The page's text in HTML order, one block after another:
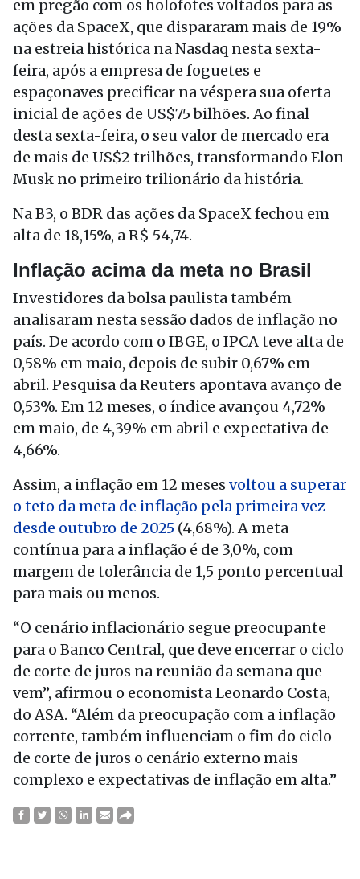
em pregão com os holofotes voltados para as
ações da SpaceX, que dispararam mais de 19%
na estreia histórica na Nasdaq nesta sexta-
feira, após a empresa de foguetes e
espaçonaves precificar na véspera sua oferta
inicial de ações de US$75 bilhões. Ao final
desta sexta-feira, o seu valor de mercado era
de mais de US$2 trilhões, transformando Elon
Musk no primeiro trilionário da história.
Na B3, o BDR das ações da SpaceX fechou em
alta de 18,15%, a R$ 54,74.
Inflação acima da meta no Brasil
Investidores da bolsa paulista também
analisaram nesta sessão dados de inflação no
país. De acordo com o IBGE, o IPCA teve alta de
0,58% em maio, depois de subir 0,67% em
abril. Pesquisa da Reuters apontava avanço de
0,53%. Em 12 meses, o índice avançou 4,72%
em maio, de 4,39% em abril e expectativa de
4,66%.
Assim, a inflação em 12 meses voltou a superar
o teto da meta de inflação pela primeira vez
desde outubro de 2025 (4,68%). A meta
contínua para a inflação é de 3,0%, com
margem de tolerância de 1,5 ponto percentual
para mais ou menos.
“O cenário inflacionário segue preocupante
para o Banco Central, que deve encerrar o ciclo
de corte de juros na reunião da semana que
vem”, afirmou o economista Leonardo Costa,
do ASA. “Além da preocupação com a inflação
corrente, também influenciam o fim do ciclo
de corte de juros o cenário externo mais
complexo e expectativas de inflação em alta.”